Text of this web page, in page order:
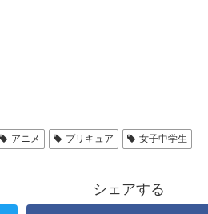
アニメ プリキュア 女子中学生
シェアする